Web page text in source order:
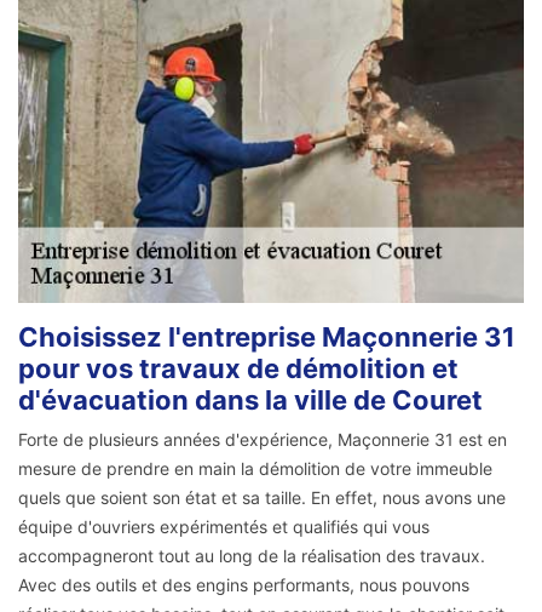
Choisissez l'entreprise Maçonnerie 31
pour vos travaux de démolition et
d'évacuation dans la ville de Couret
Forte de plusieurs années d'expérience, Maçonnerie 31 est en
mesure de prendre en main la démolition de votre immeuble
quels que soient son état et sa taille. En effet, nous avons une
équipe d'ouvriers expérimentés et qualifiés qui vous
accompagneront tout au long de la réalisation des travaux.
Avec des outils et des engins performants, nous pouvons